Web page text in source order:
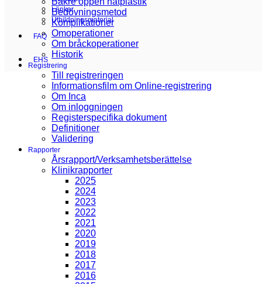
Länkar
Utbildningsmaterial
FAQ
EHS
Bedövningsmetod
Komplikationer
Omoperationer
Om bråckoperationer
Historik
Registrering
Till registreringen
Informationsfilm om Online-registrering
Om Inca
Om inloggningen
Registerspecifika dokument
Definitioner
Validering
Rapporter
Årsrapport/Verksamhetsberättelse
Klinikrapporter
2025
2024
2023
2022
2021
2020
2019
2018
2017
2016